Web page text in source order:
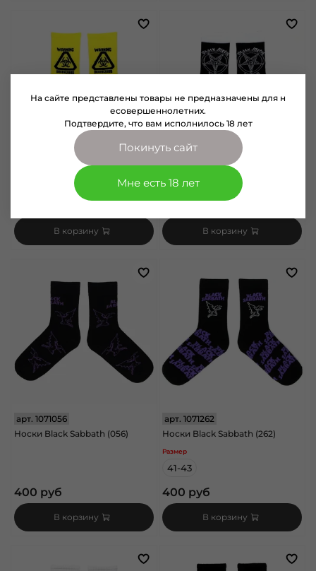
Носки Biohazard (048)
В корзину
Носки Black Metal (1093)
В корзину
арт. 1071056
Носки Black Sabbath (056)
400 руб
В корзину
арт.1071262
Носки Black Sabbath (262)
Размер
41-43
400 руб
В корзину
На сайте представлены товары не предназначены для н
есовершеннолетних.
Подтвердите, что вам исполнилось 18 лет
Покинуть сайт
Мне есть 18 лет